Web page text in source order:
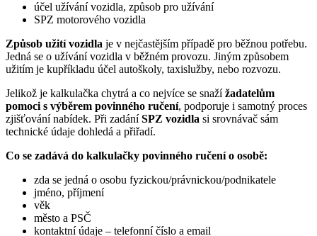
účel užívání vozidla, způsob pro užívání
SPZ motorového vozidla
Způsob užití vozidla je v nejčastějším případě pro běžnou potřebu.
Jedná se o užívání vozidla v běžném provozu. Jiným způsobem
užitím je kupříkladu účel autoškoly, taxislužby, nebo rozvozu.
Jelikož je kalkulačka chytrá a co nejvíce se snažížadatelům
pomoci s výběrem povinného ručení, podporuje i samotný proces
zjišťování nabídek. Při zadáníSPZ vozidla si srovnávač sám
technické údaje dohledá a přiřadí.
Co se zadává do kalkulačky povinného ručení o osobě:
zda se jedná o osobu fyzickou/právnickou/podnikatele
jméno, příjmení
věk
město a PSČ
kontaktní údaje – telefonní číslo a email